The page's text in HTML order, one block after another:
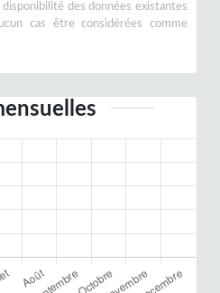
des données existantes
cas être considérées comme